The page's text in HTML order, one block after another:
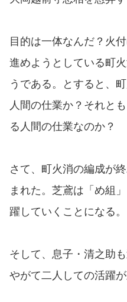
目的は一体なんだ？火
進めようとしている町
うである。とすると、
人間の仕業か？それと
る人間の仕業なのか？
さて、町火消の編成が
まれた。芝鳶は「め組
躍していくことになる。
そして、息子・清之助
やがて二人しての活躍